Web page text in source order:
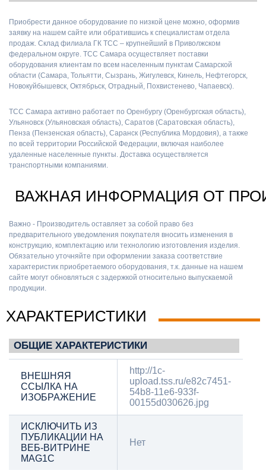
Приобрести данное оборудование по низкой цене можно, оформив
заявку на нашем сайте или обратившись к специалистам отдела
продаж. Склад филиала ГК ТСС – крупнейший в Приволжском
федеральном округе. ТСС Самара осуществляет поставки
оборудования клиентам по всем населенным пунктам Самарской
области (Самара, Тольятти, Сызрань, Жигулевск, Кинель, Нефтегорск,
Новокуйбышевск, Октябрьск, Отрадный, Похвистенево, Чапаевск).
ТСС Самара активно работает по Оренбургу (Оренбургская область),
Ульяновск (Ульяновская область), Саратов (Саратовская область),
Пенза (Пензенская область), Саранск (Республика Мордовия), а также
по всей территории Российской Федерации, включая наиболее
удаленные населенные пункты. Доставка осуществляется
транспортными компаниями.
ВАЖНАЯ ИНФОРМАЦИЯ ОТ
Важно - Производитель оставляет за собой право без
предварительного уведомления покупателя вносить изменения в
конструкцию, комплектацию или технологию изготовления изделия.
Обязательно уточняйте при оформлении заказа соответствие
характеристик приобретаемого оборудования, т.к. данные на нашем
сайте могут обновляться с задержкой относительно выпускаемой
продукции.
ХАРАКТЕРИСТИКИ
ОБЩИЕ ХАРАКТЕРИСТИКИ
ВНЕШНЯЯ
ССЫЛКА НА
ИЗОБРАЖЕНИЕ
http://1c-
upload.tss.ru/e82c7451-
54b8-11e6-933f-
00155d030626.jpg
ИСКЛЮЧИТЬ ИЗ
ПУБЛИКАЦИИ НА
ВЕБ-ВИТРИНЕ
MAG1C
Нет